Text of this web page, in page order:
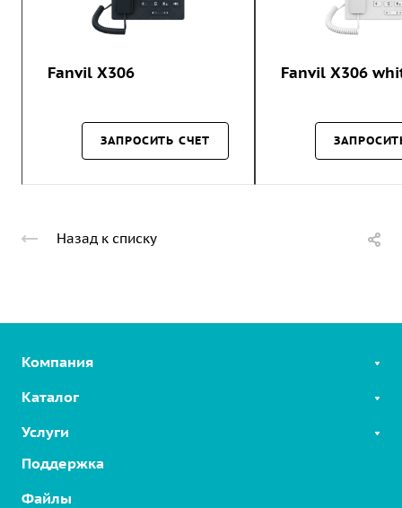
Fanvil X306
ЗАПРОСИТЬ СЧЕТ
Fanvil X306
Назад к списку
Компания
Каталог
SIP-телефоны
Linkvil беспроводные решения
Услуги
Облачные решения
Интерком на шоссе
Поддержка
Файлы